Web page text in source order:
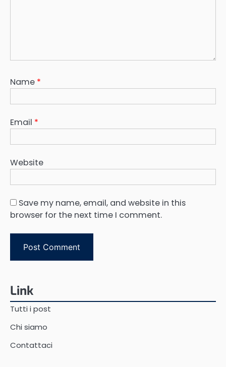
Name *
Email *
Website
Save my name, email, and website in this
browser for the next time I comment.
Link
Tutti i post
Chi siamo
Contattaci